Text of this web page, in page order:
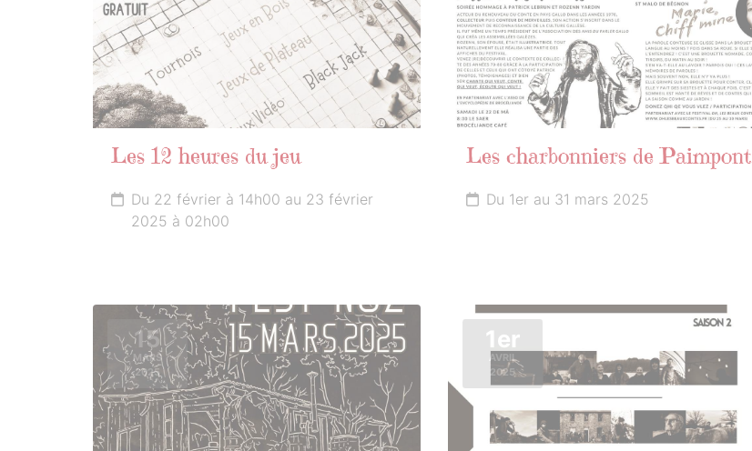
Les 12 heures du jeu
Du 22 février à 14h00 au 23 février
2025 à 02h00
Les charbonniers de Paimpont
Du 1er au 31 mars 2025
15
MARS
2025
1er
AVRIL
2025